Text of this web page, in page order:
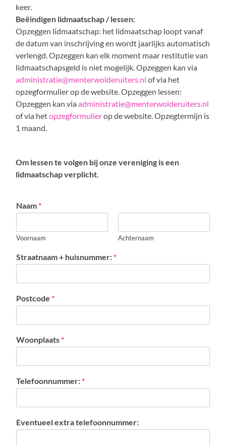
keer.
Beëindigen lidmaatschap / lessen:
Opzeggen lidmaatschap: het lidmaatschap loopt vanaf
de datum van inschrijving en wordt jaarlijks automatisch
verlengd. Opzeggen kan elk moment maar restitutie van
lidmaatschapsgeld is niet mogelijk. Opzeggen kan via
administratie@menterwolderuiters.nl of via het
opzegformulier op de website. Opzeggen lessen:
Opzeggen kan viaadministratie@menterwolderuiters.nl
of via hetopzegformulierop de website. Opzegtermijn is
1 maand.
Om lessen te volgen bij onze vereniging is een
lidmaatschap verplicht.
Naam *
Voornaam Achternaam
Straatnaam + huisnummer: *
Postcode *
Woonplaats *
Telefoonnummer: *
Eventueel extra telefoonnummer: